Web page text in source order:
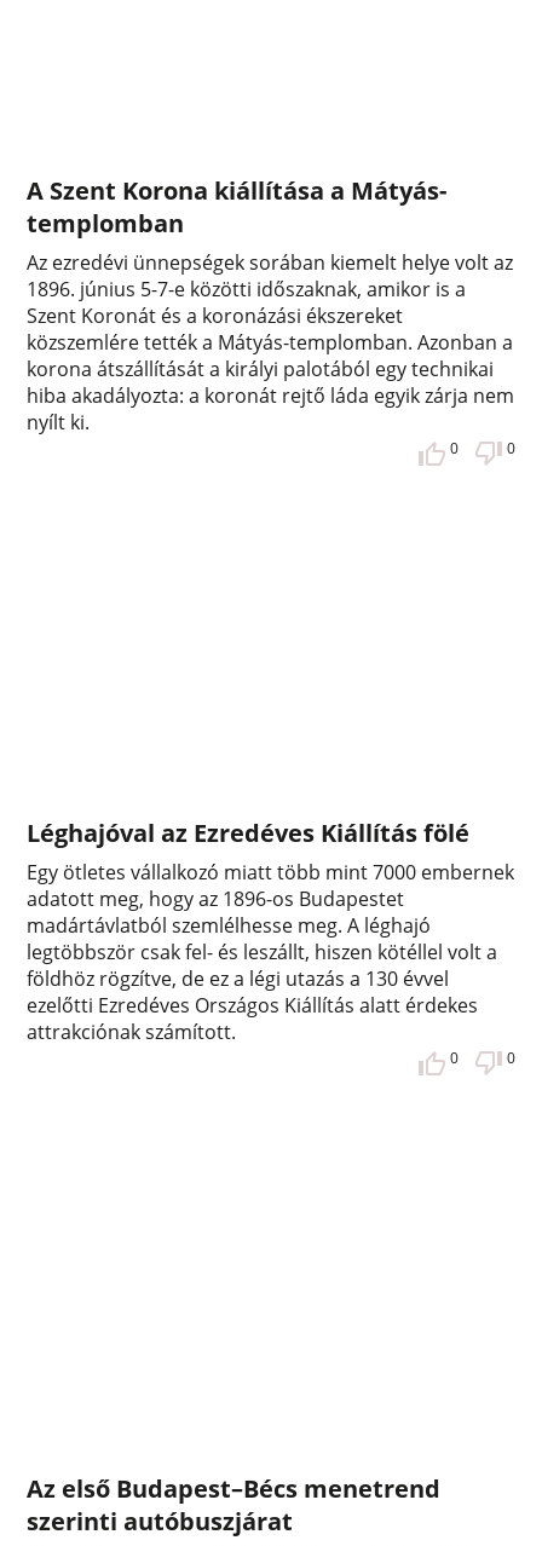
A Szent Korona kiállítása a Mátyás-
templomban
Az ezredévi ünnepségek sorában kiemelt helye volt az
1896. június 5-7-e közötti időszaknak, amikor is a
Szent Koronát és a koronázási ékszereket
közszemlére tették a Mátyás-templomban. Azonban a
korona átszállítását a királyi palotából egy technikai
hiba akadályozta: a koronát rejtő láda egyik zárja nem
nyílt ki.
0 0
Léghajóval az Ezredéves Kiállítás fölé
Egy ötletes vállalkozó miatt több mint 7000 embernek
adatott meg, hogy az 1896-os Budapestet
madártávlatból szemlélhesse meg. A léghajó
legtöbbször csak fel- és leszállt, hiszen kötéllel volt a
földhöz rögzítve, de ez a légi utazás a 130 évvel
ezelőtti Ezredéves Országos Kiállítás alatt érdekes
attrakciónak számított.
0 0
Az első Budapest–Bécs menetrend
szerinti autóbuszjárat